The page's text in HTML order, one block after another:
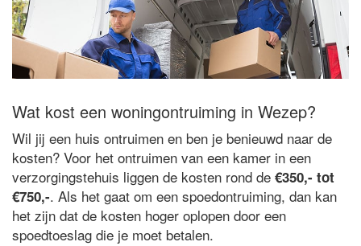
Wat kost een woningontruiming in Wezep?
Wil jij een huis ontruimen en ben je benieuwd naar de
kosten? Voor het ontruimen van een kamer in een
verzorgingstehuis liggen de kosten rond de €350,- tot
€750,-. Als het gaat om een spoedontruiming, dan kan
het zijn dat de kosten hoger oplopen door een
spoedtoeslag die je moet betalen.